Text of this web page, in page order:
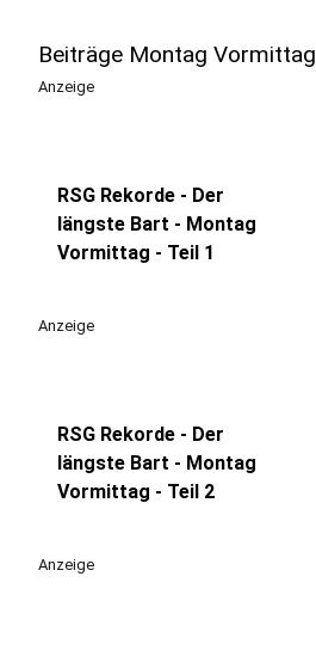
Beiträge Montag Vormittag
Anzeige
RSG Rekorde - Der
längste Bart - Montag
Vormittag - Teil 1
Anzeige
RSG Rekorde - Der
längste Bart - Montag
Vormittag - Teil 2
Anzeige